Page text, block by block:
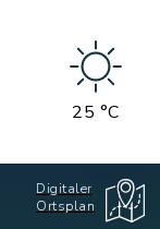
25 °C
Digitaler
Ortsplan